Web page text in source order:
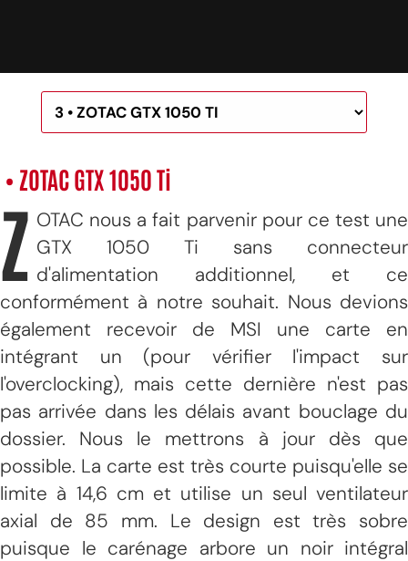
• ZOTAC GTX 1050 Ti
Z OTAC nous a fait parvenir pour ce test une
GTX 1050 Ti sans connecteur
d'alimentation additionnel, et ce
conformément à notre souhait. Nous devions
également recevoir de MSI une carte en
intégrant un (pour vérifier l'impact sur
l'overclocking), mais cette dernière n'est pas
pas arrivée dans les délais avant bouclage du
dossier. Nous le mettrons à jour dès que
possible. La carte est très courte puisqu'elle se
limite à 14,6 cm et utilise un seul ventilateur
axial de 85 mm. Le design est très sobre
puisque le carénage arbore un noir intégral